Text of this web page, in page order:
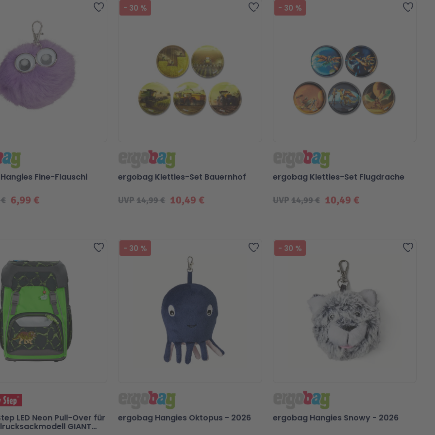
Zur Wunschliste hinzufügen
6,99 €
Fine-Flauschi
Zur Wunschliste hinzufügen
- 30 %
10,49 €
UVP14,99 €
ergobag Kletties-Set Bauernhof
Zur
- 30 %
10,49 €
UVP 14,99 €
ergobag Kletties-Set Flugdrache
Zur Wunschliste hinzufügen
LED Neon Pull-Over für
GIANT
Zur Wunschliste hinzufügen
- 30 %
ergobag Hangies Oktopus - 2026
Zur
- 30 %
ergobag Hangies Snowy - 2026